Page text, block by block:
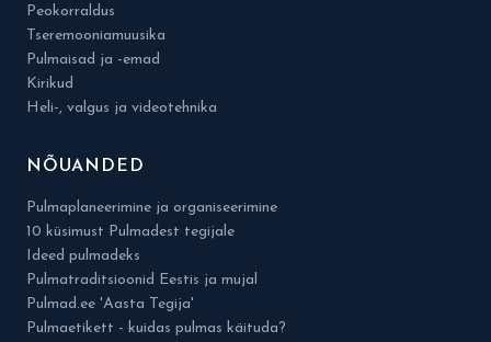
Peokorraldus
Tseremooniamuusika
Pulmaisad ja -emad
Kirikud
Heli-, valgus ja videotehnika
NÕUANDED
Pulmaplaneerimine ja organiseerimine
10 küsimust Pulmadest tegijale
Ideed pulmadeks
Pulmatraditsioonid Eestis ja mujal
Pulmad.ee 'Aasta Tegija'
Pulmaetikett - kuidas pulmas käituda?